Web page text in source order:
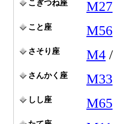
こぎつね座 M27
こと座 M56
さそり座 M4 /
さんかく座 M33
しし座 M65